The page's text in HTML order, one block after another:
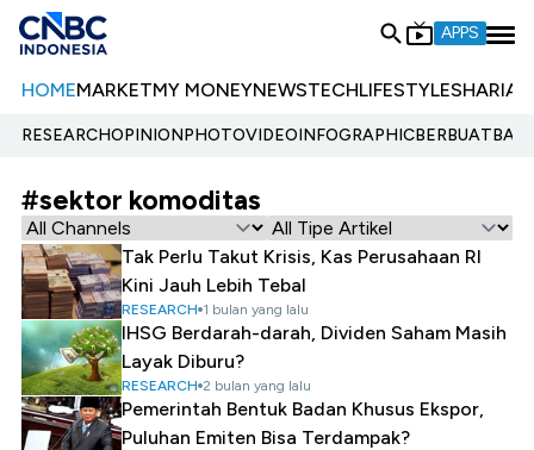
APPS
HOMEMARKETMY MONEYNEWSTECHLIFESTYLESHARIA
RESEARCHOPINIONPHOTOVIDEOINFOGRAPHIC
#sektor komoditas
Tak Perlu Takut Krisis, Kas Perusahaan RI
Kini Jauh Lebih Tebal
RESEARCH 1 bulan yang lalu
IHSG Berdarah-darah, Dividen Saham Masih
Layak Diburu?
RESEARCH 2 bulan yang lalu
Pemerintah Bentuk Badan Khusus Ekspor,
Puluhan Emiten Bisa Terdampak?